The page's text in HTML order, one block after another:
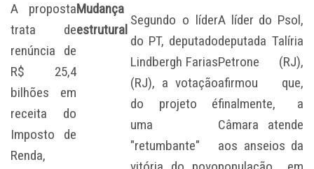
A proposta
trata de
renúncia de
R$ 25,4
bilhões em
receita do
Imposto de
Renda,
Mudança
estrutural
Segundo o líder
do PT, deputado
Lindbergh Farias
(RJ), a votação
do projeto é
uma
"retumbante"
A líder do Psol,
deputada Talíria
Petrone (RJ),
afirmou que,
finalmente, a
Câmara atende
aos anseios da